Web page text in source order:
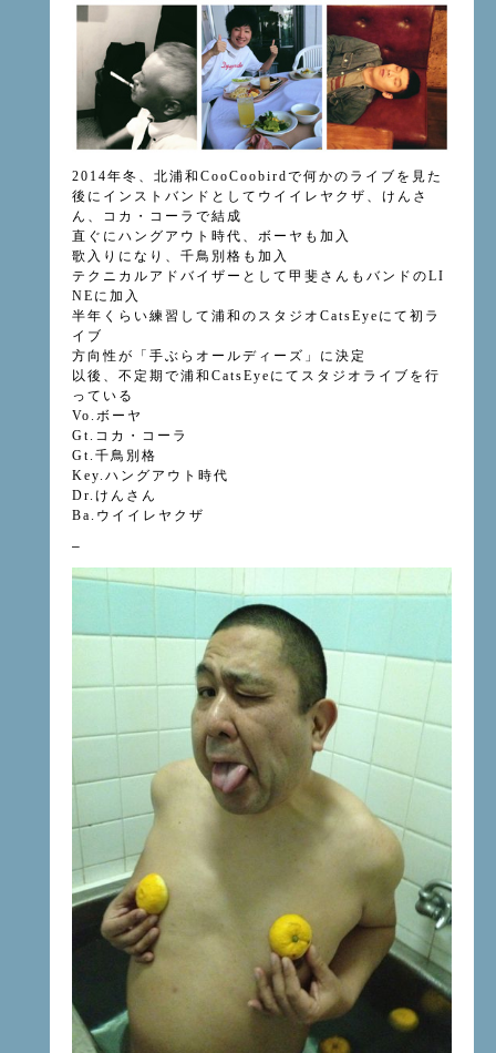
2014年冬、北浦和CooCoobirdで何かのライブを見た
後にインストバンドとしてウイイレヤクザ、けんさ
ん、コカ・コーラで結成
直ぐにハングアウト時代、ボーヤも加入
歌入りになり、千鳥別格も加入
テクニカルアドバイザーとして甲斐さんもバンドのLI
NEに加入
半年くらい練習して浦和のスタジオCatsEyeにて初ラ
イブ
方向性が「手ぶらオールディーズ」に決定
以後、不定期で浦和CatsEyeにてスタジオライブを行
っている
Vo.ボーヤ
Gt.コカ・コーラ
Gt.千鳥別格
Key.ハングアウト時代
Dr.けんさん
Ba.ウイイレヤクザ
–